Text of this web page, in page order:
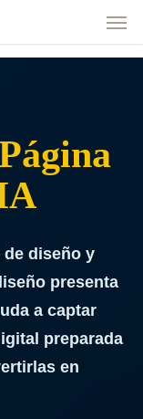
Menu
de diseño y
presenta
a captar
preparada
en